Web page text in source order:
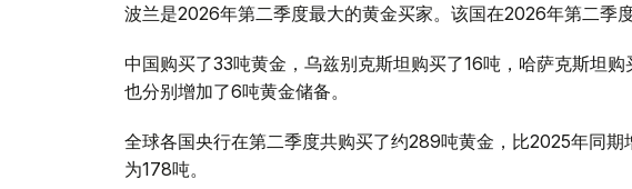
波兰是2026年第二季度最大的黄金买家。该国在2026年第二季
中国购买了33吨黄金，乌兹别克斯坦购买了16吨，哈萨克斯坦
也分别增加了6吨黄金储备。
全球各国央行在第二季度共购买了约289吨黄金，比2025年同
为178吨。